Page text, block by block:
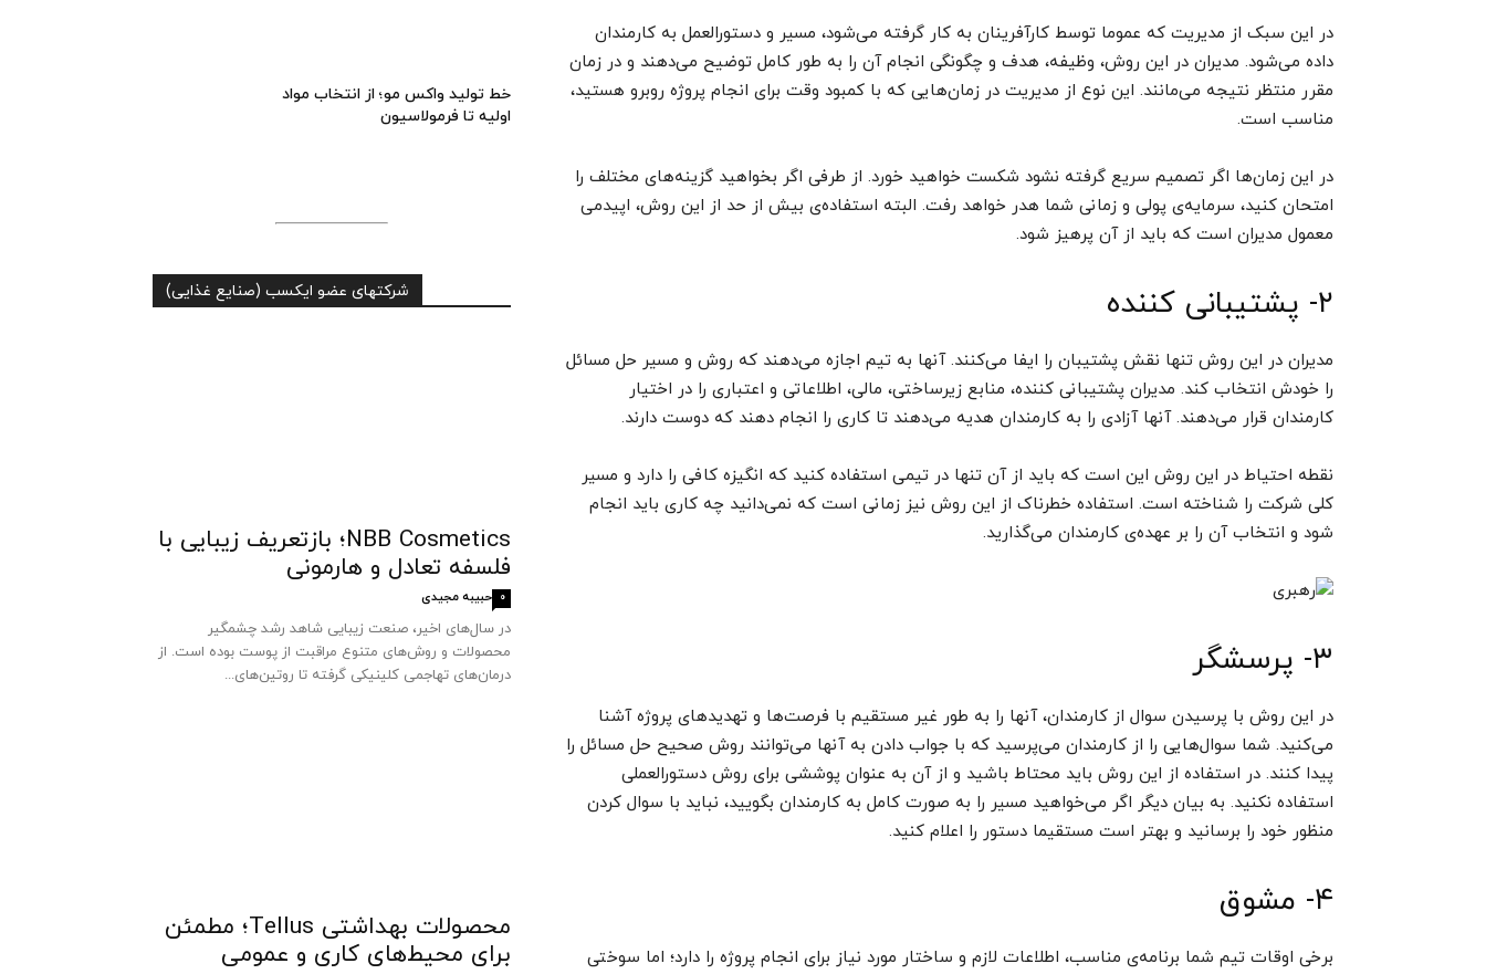
در این سبک از مدیریت که عموما توسط کارآفرینان به کار گرفته می‌شود، مسیر و دستورالعمل به کارمندان
داده می‌شود. مدیران در این روش، وظیفه، هدف و چگونگی انجام آن را به طور کامل توضیح می‌دهند و در زمان
مقرر منتظر نتیجه می‌مانند. این نوع از مدیریت در زمان‌هایی که با کمبود وقت برای انجام پروژه روبرو هستید،
مناسب است.
در این زمان‌ها اگر تصمیم سریع گرفته نشود شکست خواهید خورد. از طرفی اگر بخواهید گزینه‌های مختلف را
امتحان کنید،‌ سرمایه‌ی پولی و زمانی شما هدر خواهد رفت. البته استفاده‌ی بیش از حد از این روش، اپیدمی
معمول مدیران است که باید از آن پرهیز شود.
۲- پشتیبانی کننده
مدیران در این روش تنها نقش پشتیبان را ایفا می‌کنند. آنها به تیم اجازه می‌دهند که روش و مسیر حل مسائل
را خودش انتخاب کند. مدیران پشتیبانی کننده، منابع زیرساختی، مالی، اطلاعاتی و اعتباری را در اختیار
کارمندان قرار می‌دهند. آنها آزادی را به کارمندان هدیه می‌دهند تا کاری را انجام دهند که دوست دارند.
نقطه‌ احتیاط در این روش این است که باید از آن تنها در تیمی استفاده کنید که انگیزه‌ کافی را دارد و مسیر
کلی شرکت را شناخته است. استفاده‌ خطرناک از این روش نیز زمانی است که نمی‌دانید چه کاری باید انجام
شود و انتخاب آن را بر عهده‌ی کارمندان می‌گذارید.
۳- پرسشگر
در این روش با پرسیدن سوال از کارمندان، آنها را به طور غیر مستقیم با فرصت‌ها و تهدیدهای پروژه آشنا
می‌کنید. شما سوال‌هایی را از کارمندان می‌پرسید که با جواب دادن به آنها می‌توانند روش صحیح حل مسائل را
پیدا کنند. در استفاده از این روش باید محتاط باشید و از آن به عنوان پوششی برای روش دستورالعملی
استفاده نکنید. به بیان دیگر اگر می‌خواهید مسیر را به صورت کامل به کارمندان بگویید، نباید با سوال کردن
منظور خود را برسانید و بهتر است مستقیما دستور را اعلام کنید.
۴- مشوق
برخی اوقات تیم شما برنامه‌ی مناسب، اطلاعات لازم و ساختار مورد نیاز برای انجام پروژه را دارد؛ اما سوختی
خط تولید واکس مو؛ از انتخاب مواد
اولیه تا فرمولاسیون
شرکتهای عضو ایکسب (صنایع غذایی)
NBB Cosmetics؛ بازتعریف زیبایی با
فلسفه تعادل و هارمونی
حبیبه مجیدی 0
در سال‌های اخیر، صنعت زیبایی شاهد رشد چشمگیر
محصولات و روش‌های متنوع مراقبت از پوست بوده است. از
درمان‌های تهاجمی کلینیکی گرفته تا روتین‌های...
محصولات بهداشتی Tellus؛ مطمئن
برای محیط‌های کاری و عمومی